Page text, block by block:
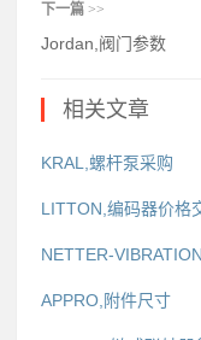
下一篇 >>
Jordan,阀门参数
相关文章
KRAL,螺杆泵采购
LITTON,编码器价格
NETTER-
APPRO,附件尺寸